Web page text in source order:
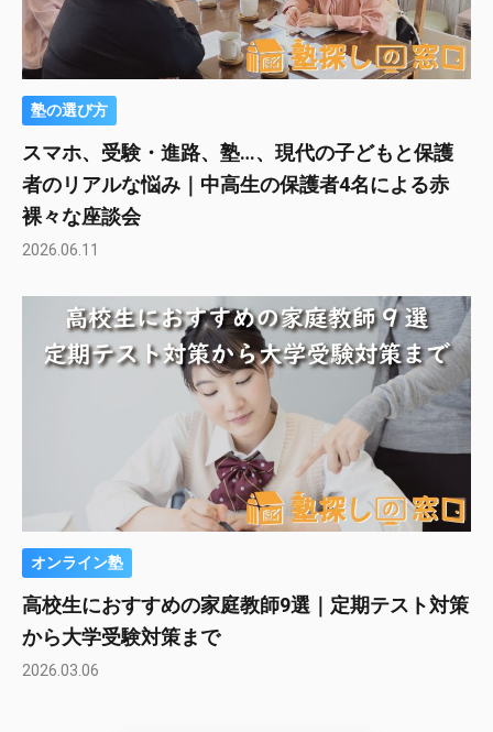
塾の選び方
スマホ、受験・進路、塾…、現代の子どもと保護
者のリアルな悩み｜中高生の保護者4名による赤
裸々な座談会
2026.06.11
オンライン塾
高校生におすすめの家庭教師9選｜定期テスト対策
から大学受験対策まで
2026.03.06